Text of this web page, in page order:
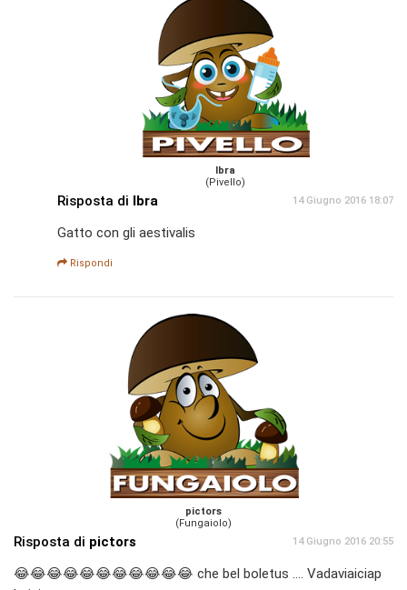
Ibra
(Pivello)
Risposta di Ibra 14 Giugno 2016 18:07
Gatto con gli aestivalis
Rispondi
pictors
(Fungaiolo)
Risposta di pictors 14 Giugno 2016 20:55
😂😂😂😂😂😂😂😂😂😂😂 che bel boletus .... Vadaviaiciap